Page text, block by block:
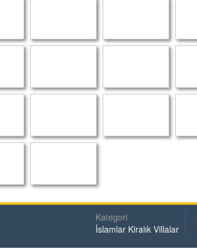
Kategori
İslamlar Kiralık Villalar